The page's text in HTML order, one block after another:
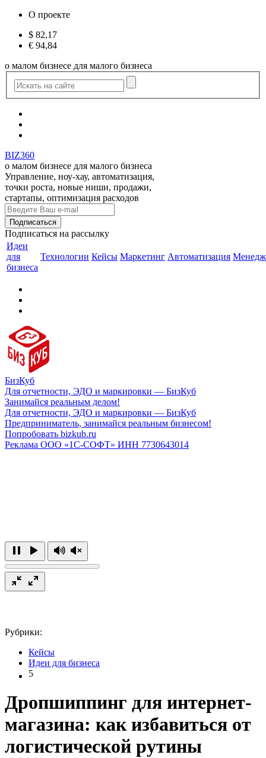
О проекте
$ 82,17
€ 94,84
о малом бизнесе для малого бизнеса
BIZ360
о малом бизнесе для малого бизнеса
Управление, ноу-хау, автоматизация,
точки роста, новые ниши, продажи,
стартапы, оптимизация расходов
Подписаться на рассылку
Идеи
для
бизнеса
Технологии Кейсы Маркетинг Автоматизация
БизКуб
Для отчетности, ЭДО и маркировки — БизКуб
Занимайся реальным делом!
Для отчетности, ЭДО и маркировки — БизКуб
Предприниматель, занимайся реальным бизнесом!
Попробовать bizkub.ru
Реклама ООО «1С-СОФТ» ИНН 7730643014
Рубрики:
Кейсы
Идеи для бизнеса
5
Дропшиппинг для интернет-
магазина: как избавиться от
логистической рутины